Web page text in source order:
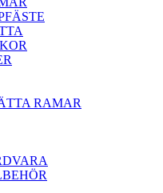
RAMAR